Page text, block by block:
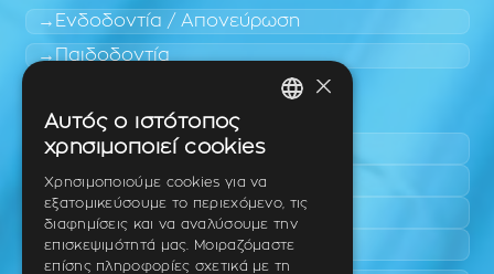
Ενδοδοντία / Απονεύρωση
Παιδοδοντία
Πυλαία
Τριάδι
Νέο Ρύσιο
Επανομή
×
Αυτός ο ιστότοπος
χρησιμοποιεί cookies
Χρησιμοποιούμε cookies για να
εξατομικεύσουμε το περιεχόμενο, τις
διαφημίσεις και να αναλύσουμε την
επισκεψιμότητά μας. Μοιραζόμαστε
επίσης πληροφορίες σχετικά με τη